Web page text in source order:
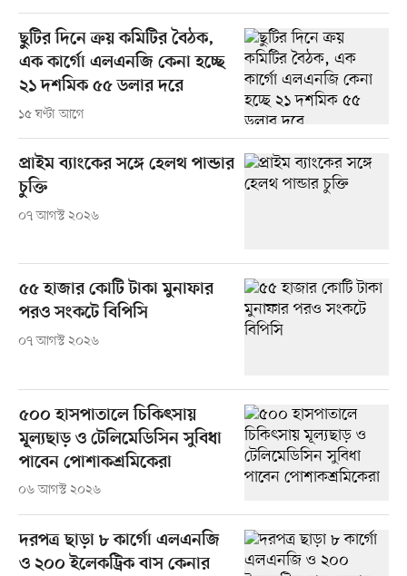
ছুটির দিনে ক্রয় কমিটির বৈঠক,
এক কার্গো এলএনজি কেনা হচ্ছে
২১ দশমিক ৫৫ ডলার দরে
১৫ ঘণ্টা আগে
প্রাইম ব্যাংকের সঙ্গে হেলথ পান্ডার
চুক্তি
০৭ আগস্ট ২০২৬
৫৫ হাজার কোটি টাকা মুনাফার
পরও সংকটে বিপিসি
০৭ আগস্ট ২০২৬
৫০০ হাসপাতালে চিকিৎসায়
মূল্যছাড় ও টেলিমেডিসিন সুবিধা
পাবেন পোশাকশ্রমিকেরা
০৬ আগস্ট ২০২৬
দরপত্র ছাড়া ৮ কার্গো এলএনজি
ও ২০০ ইলেকট্রিক বাস কেনার